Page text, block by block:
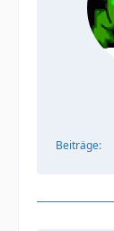
Beiträge